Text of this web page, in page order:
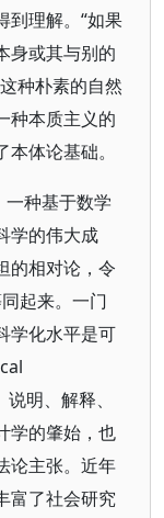
到理解。“如果
身或其与别的
种朴素的自然
种本质主义的
体论基础。
种基于数学
学的伟大成
的相对论，令
起来。一门
学化水平是可
明、解释、
学的肇始，也
论主张。近年
富了社会研究